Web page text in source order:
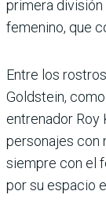
primera división
femenino, que
Entre los
Goldstein,
entrenador Roy
personajes con
siempre con el
por su espacio